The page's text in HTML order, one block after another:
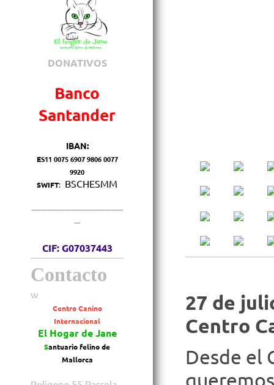
DONATIVOS
Banco
Santander
IBAN:
ES11 0075 6907 9806 0077
9920
SWIFT: BSCHESMM
------------------------------
--
CIF: G07037443
Contacto
w
Centro Canino
Internacional
El Hogar de Jane
Santuario felino de
Mallorca
27 de
Centro
Desde el